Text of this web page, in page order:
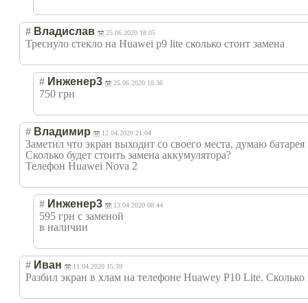
# Владислав 25.06.2020 18:05
Треснуло стекло на Huawei p9 lite сколько стоит замена
# Инженер3 25.06.2020 18:36
750 грн
# Владимир 12.04.2020 21:04
Заметил что экран выходит со своего места, думаю батарея
Сколько будет стоить замена аккумулятора?
Телефон Huawei Nova 2
# Инженер3 13.04.2020 08:44
595 грн с заменой
в наличии
# Иван 11.04.2020 15:39
Разбил экран в хлам на телефоне Huawey P10 Lite.